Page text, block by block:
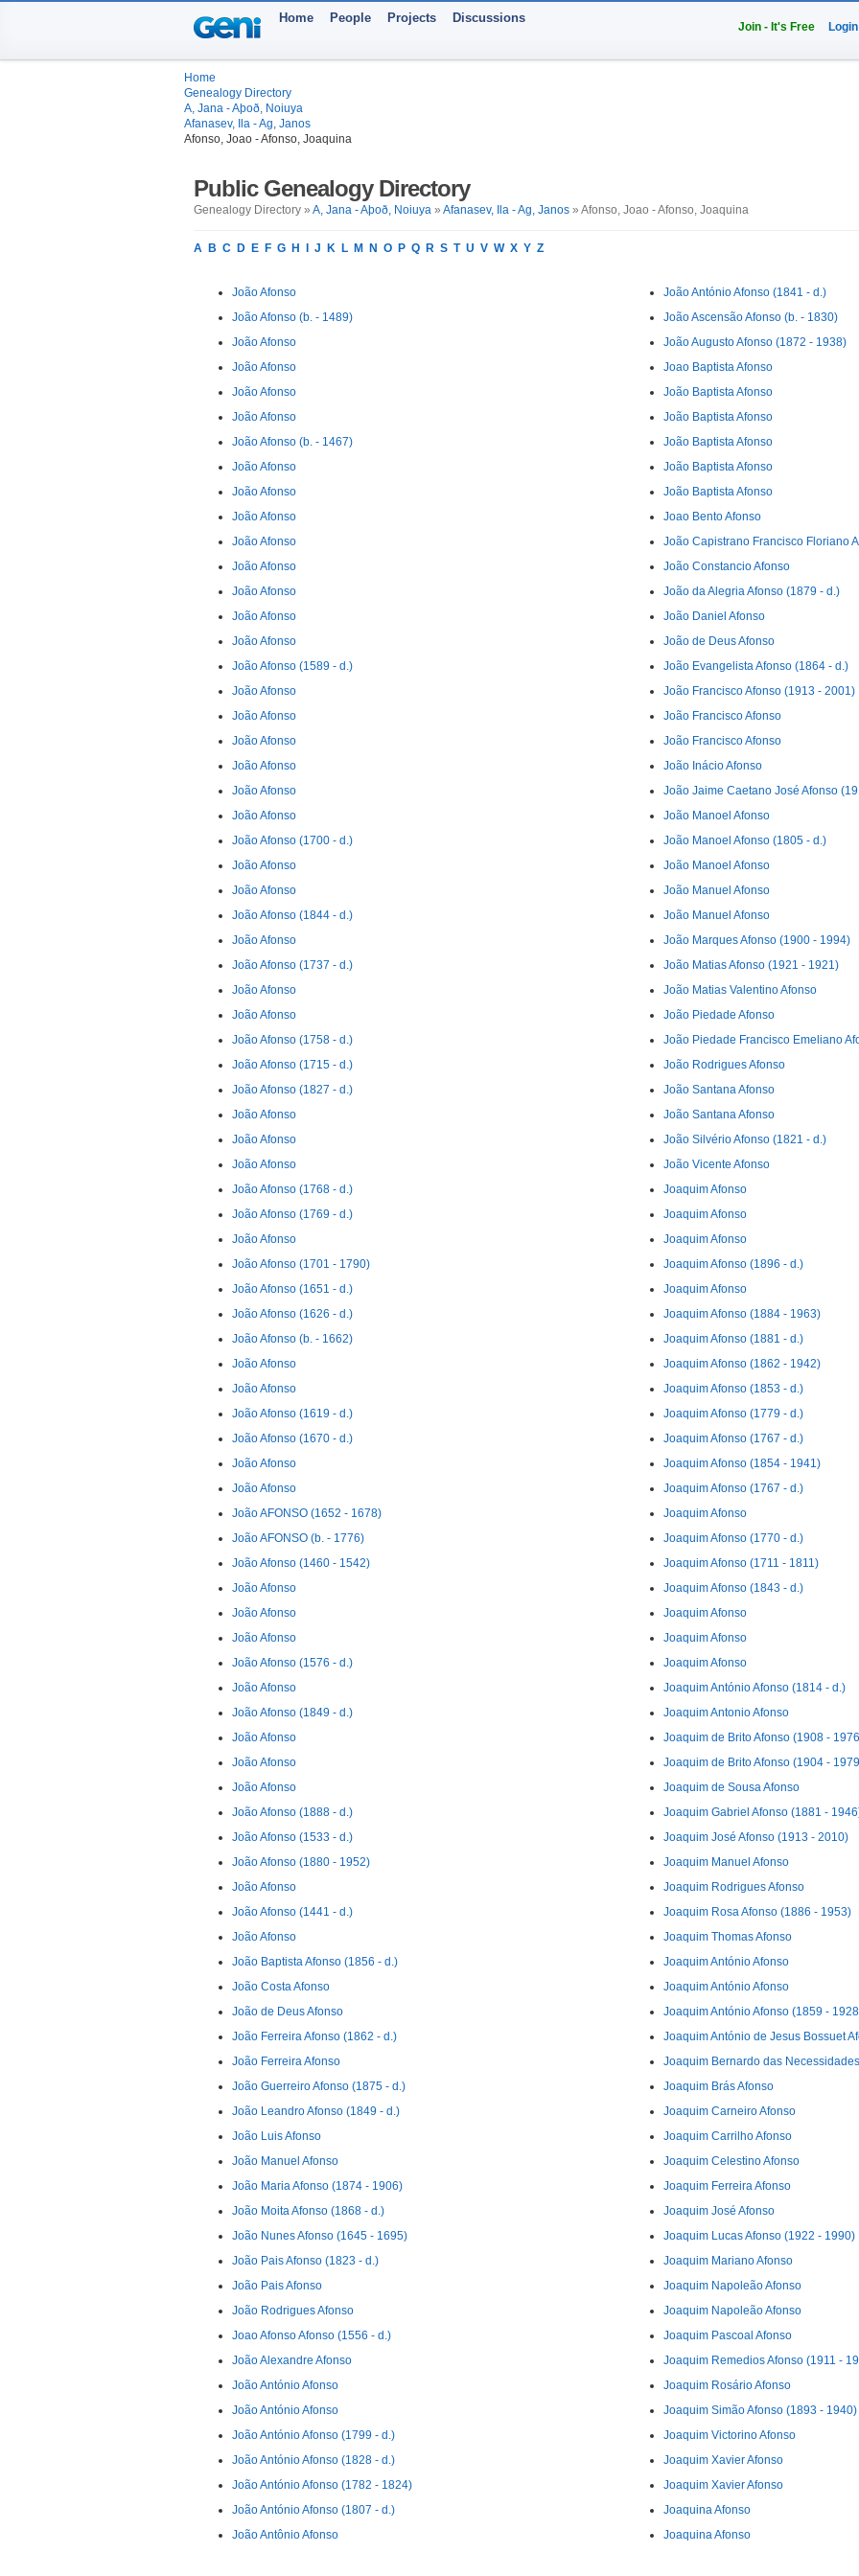
Join - It's Free Login
Home People Projects Discussions
Home
Genealogy Directory
A, Jana - Aþoð, Noiuya
Afanasev, Ila - Ag, Janos
Afonso, Joao - Afonso, Joaquina
Public Genealogy Directory
Genealogy Directory » A, Jana - Aþoð, Noiuya » Afanasev, Ila - Ag, Janos » Afonso, Joao - Afonso, Joaquina
A B C D E F G H J K L M N O P Q R S T U V W X Y Z
João Afonso
João Afonso (b. - 1489)
João Afonso
João Afonso
João Afonso
João Afonso
João Afonso (b. - 1467)
João Afonso
João Afonso
João Afonso
João Afonso
João Afonso
João Afonso
João Afonso
João Afonso
João Afonso (1589 - d.)
João Afonso
João Afonso
João Afonso
João Afonso
João Afonso
João Afonso
João Afonso (1700 - d.)
João Afonso
João Afonso
João Afonso (1844 - d.)
João Afonso
João Afonso (1737 - d.)
João Afonso
João Afonso
João Afonso (1758 - d.)
João Afonso (1715 - d.)
João Afonso (1827 - d.)
João Afonso
João Afonso
João Afonso
João Afonso (1768 - d.)
João Afonso (1769 - d.)
João Afonso
João Afonso (1701 - 1790)
João Afonso (1651 - d.)
João Afonso (1626 - d.)
João Afonso (b. - 1662)
João Afonso
João Afonso
João Afonso (1619 - d.)
João Afonso (1670 - d.)
João Afonso
João Afonso
João AFONSO (1652 - 1678)
João AFONSO (b. - 1776)
João Afonso (1460 - 1542)
João Afonso
João Afonso
João Afonso
João Afonso (1576 - d.)
João Afonso
João Afonso (1849 - d.)
João Afonso
João Afonso
João Afonso
João Afonso (1888 - d.)
João Afonso (1533 - d.)
João Afonso (1880 - 1952)
João Afonso
João Afonso (1441 - d.)
João Afonso
João Baptista Afonso (1856 - d.)
João Costa Afonso
João de Deus Afonso
João Ferreira Afonso (1862 - d.)
João Ferreira Afonso
João Guerreiro Afonso (1875 - d.)
João Leandro Afonso (1849 - d.)
João Luis Afonso
João Manuel Afonso
João Maria Afonso (1874 - 1906)
João Moita Afonso (1868 - d.)
João Nunes Afonso (1645 - 1695)
João Pais Afonso (1823 - d.)
João Pais Afonso
João Rodrigues Afonso
Joao Afonso Afonso (1556 - d.)
João Alexandre Afonso
João António Afonso
João António Afonso
João António Afonso (1799 - d.)
João António Afonso (1828 - d.)
João António Afonso (1782 - 1824)
João António Afonso (1807 - d.)
João Antônio Afonso
João António Afonso (1841 - d.)
João Ascensão Afonso (b. - 1830)
João Augusto Afonso (1872 - 1938)
Joao Baptista Afonso
João Baptista Afonso
João Baptista Afonso
João Baptista Afonso
João Baptista Afonso
João Baptista Afonso
Joao Bento Afonso
João Capistrano Francisco Floriano
João Constancio Afonso
João da Alegria Afonso (1879 - d.)
João Daniel Afonso
João de Deus Afonso
João Evangelista Afonso (1864 - d.)
João Francisco Afonso (1913 - 2001)
João Francisco Afonso
João Francisco Afonso
João Inácio Afonso
João Jaime Caetano José Afonso
João Manoel Afonso
João Manoel Afonso (1805 - d.)
João Manoel Afonso
João Manuel Afonso
João Manuel Afonso
João Marques Afonso (1900 - 1994)
João Matias Afonso (1921 - 1921)
João Matias Valentino Afonso
João Piedade Afonso
João Piedade Francisco Emeliano
João Rodrigues Afonso
João Santana Afonso
João Santana Afonso
João Silvério Afonso (1821 - d.)
João Vicente Afonso
Joaquim Afonso
Joaquim Afonso
Joaquim Afonso
Joaquim Afonso (1896 - d.)
Joaquim Afonso
Joaquim Afonso (1884 - 1963)
Joaquim Afonso (1881 - d.)
Joaquim Afonso (1862 - 1942)
Joaquim Afonso (1853 - d.)
Joaquim Afonso (1779 - d.)
Joaquim Afonso (1767 - d.)
Joaquim Afonso (1854 - 1941)
Joaquim Afonso (1767 - d.)
Joaquim Afonso
Joaquim Afonso (1770 - d.)
Joaquim Afonso (1711 - 1811)
Joaquim Afonso (1843 - d.)
Joaquim Afonso
Joaquim Afonso
Joaquim Afonso
Joaquim António Afonso (1814 - d.)
Joaquim Antonio Afonso
Joaquim de Brito Afonso (1908 -
Joaquim de Brito Afonso (1904 -
Joaquim de Sousa Afonso
Joaquim Gabriel Afonso (1881 -
Joaquim José Afonso (1913 - 2010)
Joaquim Manuel Afonso
Joaquim Rodrigues Afonso
Joaquim Rosa Afonso (1886 - 1953)
Joaquim Thomas Afonso
Joaquim António Afonso
Joaquim António Afonso
Joaquim António Afonso (1859 -
Joaquim António de Jesus Bossuet
Joaquim Bernardo das
Joaquim Brás Afonso
Joaquim Carneiro Afonso
Joaquim Carrilho Afonso
Joaquim Celestino Afonso
Joaquim Ferreira Afonso
Joaquim José Afonso
Joaquim Lucas Afonso (1922 - 1990)
Joaquim Mariano Afonso
Joaquim Napoleão Afonso
Joaquim Napoleão Afonso
Joaquim Pascoal Afonso
Joaquim Remedios Afonso (1911 -
Joaquim Rosário Afonso
Joaquim Simão Afonso (1893 - 1940)
Joaquim Victorino Afonso
Joaquim Xavier Afonso
Joaquim Xavier Afonso
Joaquina Afonso
Joaquina Afonso